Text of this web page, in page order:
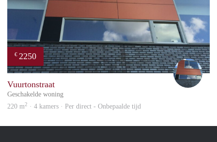
€ 2250
Vuurtonstraat
Geschakelde woning
220 m2 · 4 kamers · Per direct - Onbepaalde tijd